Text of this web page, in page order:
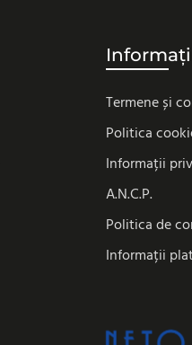
Termene și
Politica
Informații
A.N.C.P.
Politica de
Informații